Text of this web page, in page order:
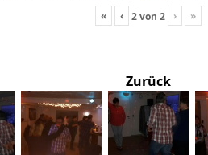
« ‹ 2von 2 › »
Zurück